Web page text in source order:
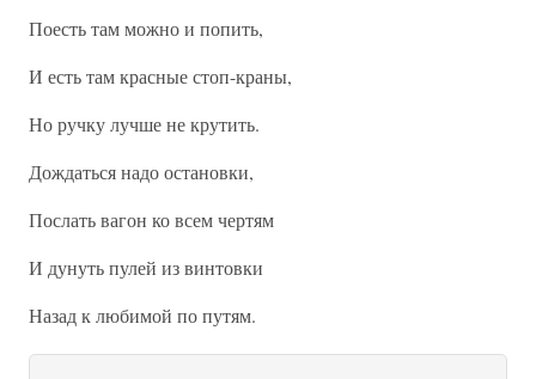
Поесть там можно и попить,
И есть там красные стоп-краны,
Но ручку лучше не крутить.
Дождаться надо остановки,
Послать вагон ко всем чертям
И дунуть пулей из винтовки
Назад к любимой по путям.